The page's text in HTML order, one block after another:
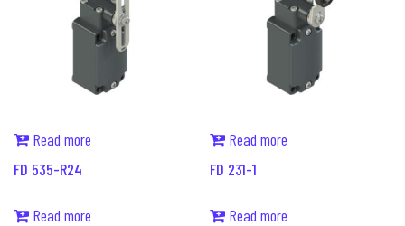
Read more
FD 535-R24
Read more
Read more
FD 231-1
Read more